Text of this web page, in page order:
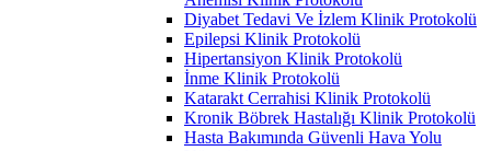
Diyabet Tedavi Ve İzlem Klinik Protokolü
Epilepsi Klinik Protokolü
Hipertansiyon Klinik Protokolü
İnme Klinik Protokolü
Katarakt Cerrahisi Klinik Protokolü
Kronik Böbrek Hastalığı Klinik Protokolü
Hasta Bakımında Güvenli Hava Yolu